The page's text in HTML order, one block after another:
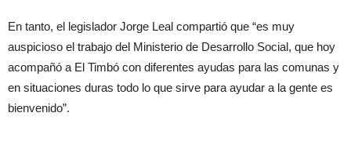
En tanto, el legislador Jorge Leal compartió que “es muy
auspicioso el trabajo del Ministerio de Desarrollo Social, que hoy
acompañó a El Timbó con diferentes ayudas para las comunas y
en situaciones duras todo lo que sirve para ayudar a la gente es
bienvenido”.